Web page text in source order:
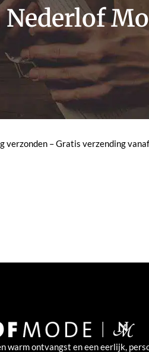
verzonden – Gratis verzending
warm ontvangst en een eerlijk,